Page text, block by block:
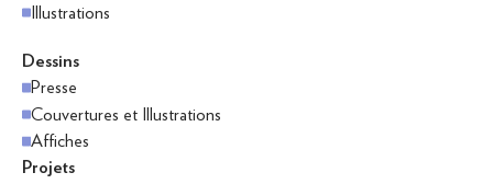
Illustrations
Dessins
Presse
Couvertures et Illustrations
Affiches
Projets